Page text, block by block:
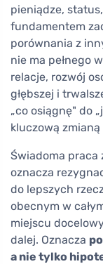
pieniądze,
fundamentem
porównania z
nie ma pełnego
relacje, rozwój
głębszej i
„co osiągnę" do
kluczową
Świadoma praca
oznacza
do lepszych
obecnym w
miejscu
dalej. Oznacza
a nie tylko